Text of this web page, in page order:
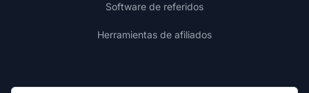
Software de referidos
Herramientas de afiliados